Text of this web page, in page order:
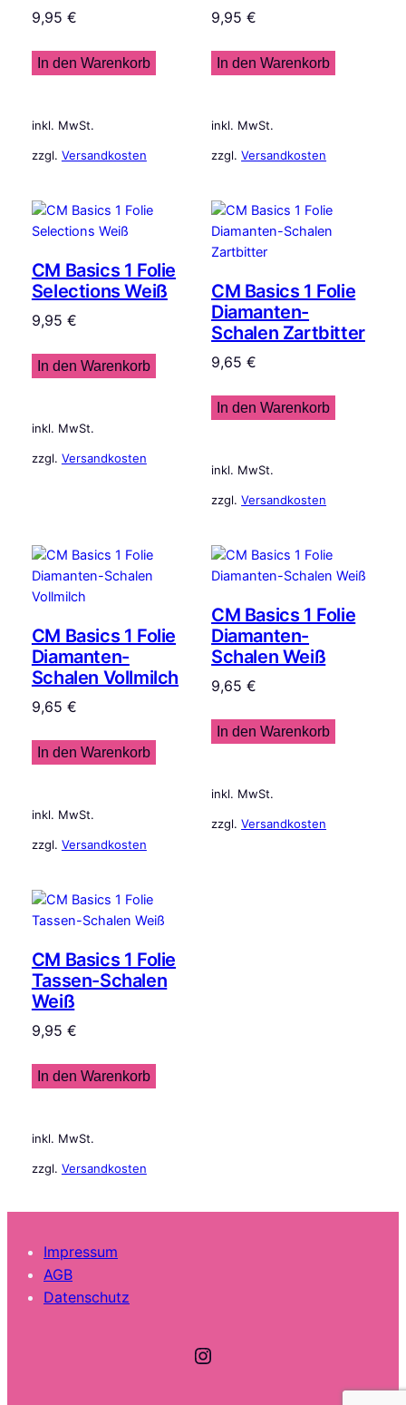
9,95 €
In den Warenkorb
inkl. MwSt.
zzgl. Versandkosten
9,95€
In den Warenkorb
inkl. MwSt.
zzgl.Versandkosten
CM Basics 1 Folie
Selections Weiß
9,95 €
In den Warenkorb
inkl. MwSt.
zzgl. Versandkosten
CM Basics 1 Folie
Diamanten-
Schalen Zartbitter
9,65€
In den Warenkorb
inkl. MwSt.
zzgl.Versandkosten
CM Basics 1 Folie
Diamanten-
Schalen Vollmilch
9,65 €
In den Warenkorb
inkl. MwSt.
zzgl. Versandkosten
CM Basics 1 Folie
Diamanten-
Schalen Weiß
9,65€
In den Warenkorb
inkl. MwSt.
zzgl.Versandkosten
CM Basics 1 Folie
Tassen-Schalen
Weiß
9,95 €
In den Warenkorb
inkl. MwSt.
zzgl. Versandkosten
Impressum
AGB
Datenschutz
Instagram